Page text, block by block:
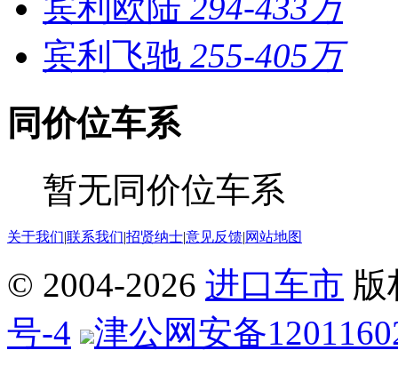
宾利欧陆 294-433万
宾利飞驰 255-405万
同价位车系
暂无同价位车系
关于我们|联系我们|招贤纳士|意见反馈|网站地图
© 2004-2026 进口车市
号-4
津公网安备